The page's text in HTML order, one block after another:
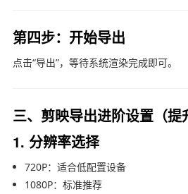
第四步：开始导出
点击“导出”，等待系统渲染完成即可。
三、剪映导出进阶设置（提
1. 分辨率选择
720P：适合低配置设备
1080P：标准推荐